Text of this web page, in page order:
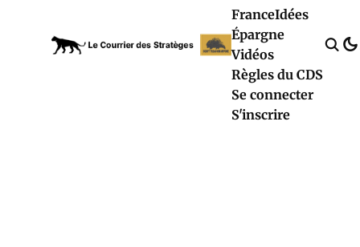
FranceIdées
Épargne
Vidéos
Règles du CDS
Se connecter
S'inscrire